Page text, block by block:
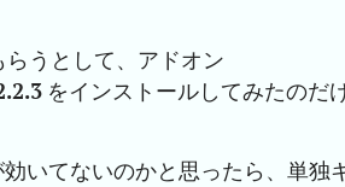
うとして、アドオン
をインストールしてみたのだ
いてないのかと思ったら、単独